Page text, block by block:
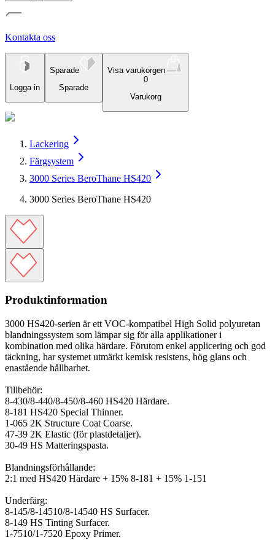
Kontakta oss
Logga in
Sparade
Sparade
Visa varukorgen
0
Varukorg
Lackering
Färgsystem
3000 Series BeroThane HS420
3000 Series BeroThane HS420
Produktinformation
3000 HS420-serien är ett VOC-kompatibel High Solid polyuretan
blandningssystem som lämpar sig för alla applikationer i
kombination med olika härdare. Förutom enkel applicering och god
täckning, har systemet utmärkt kemisk resistens, hög glans och
enastående hållbarhet.
Tillbehör:
8-430/8-440/8-450/8-460 HS420 Härdare.
8-181 HS420 Special Thinner.
1-065 2K Structure Coat Coarse.
47-39 2K Elastic (för plastdetaljer).
30-49 HS Matteringspasta.
Blandningsförhållande:
2:1 med HS420 Härdare + 15% 8-181 + 15% 1-151
Underfärg:
8-145/8-14510/8-14540 HS Surfacer.
8-149 HS Tinting Surfacer.
1-7510/1-7520 Epoxy Primer.